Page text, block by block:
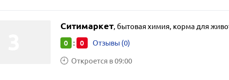
Ситимаркет, бытовая химия, корма для
0 : 0 Отзывы (0)
Откроется в 09:00